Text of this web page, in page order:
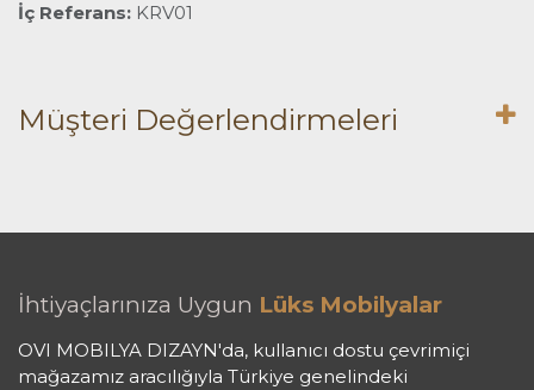
İç Referans: KRV01
Müşteri Değerlendirmeleri
İhtiyaçlarınıza Uygun Lüks Mobilyalar
OVI MOBILYA DIZAYN'da, kullanıcı dostu çevrimiçi
mağazamız aracılığıyla Türkiye genelindeki